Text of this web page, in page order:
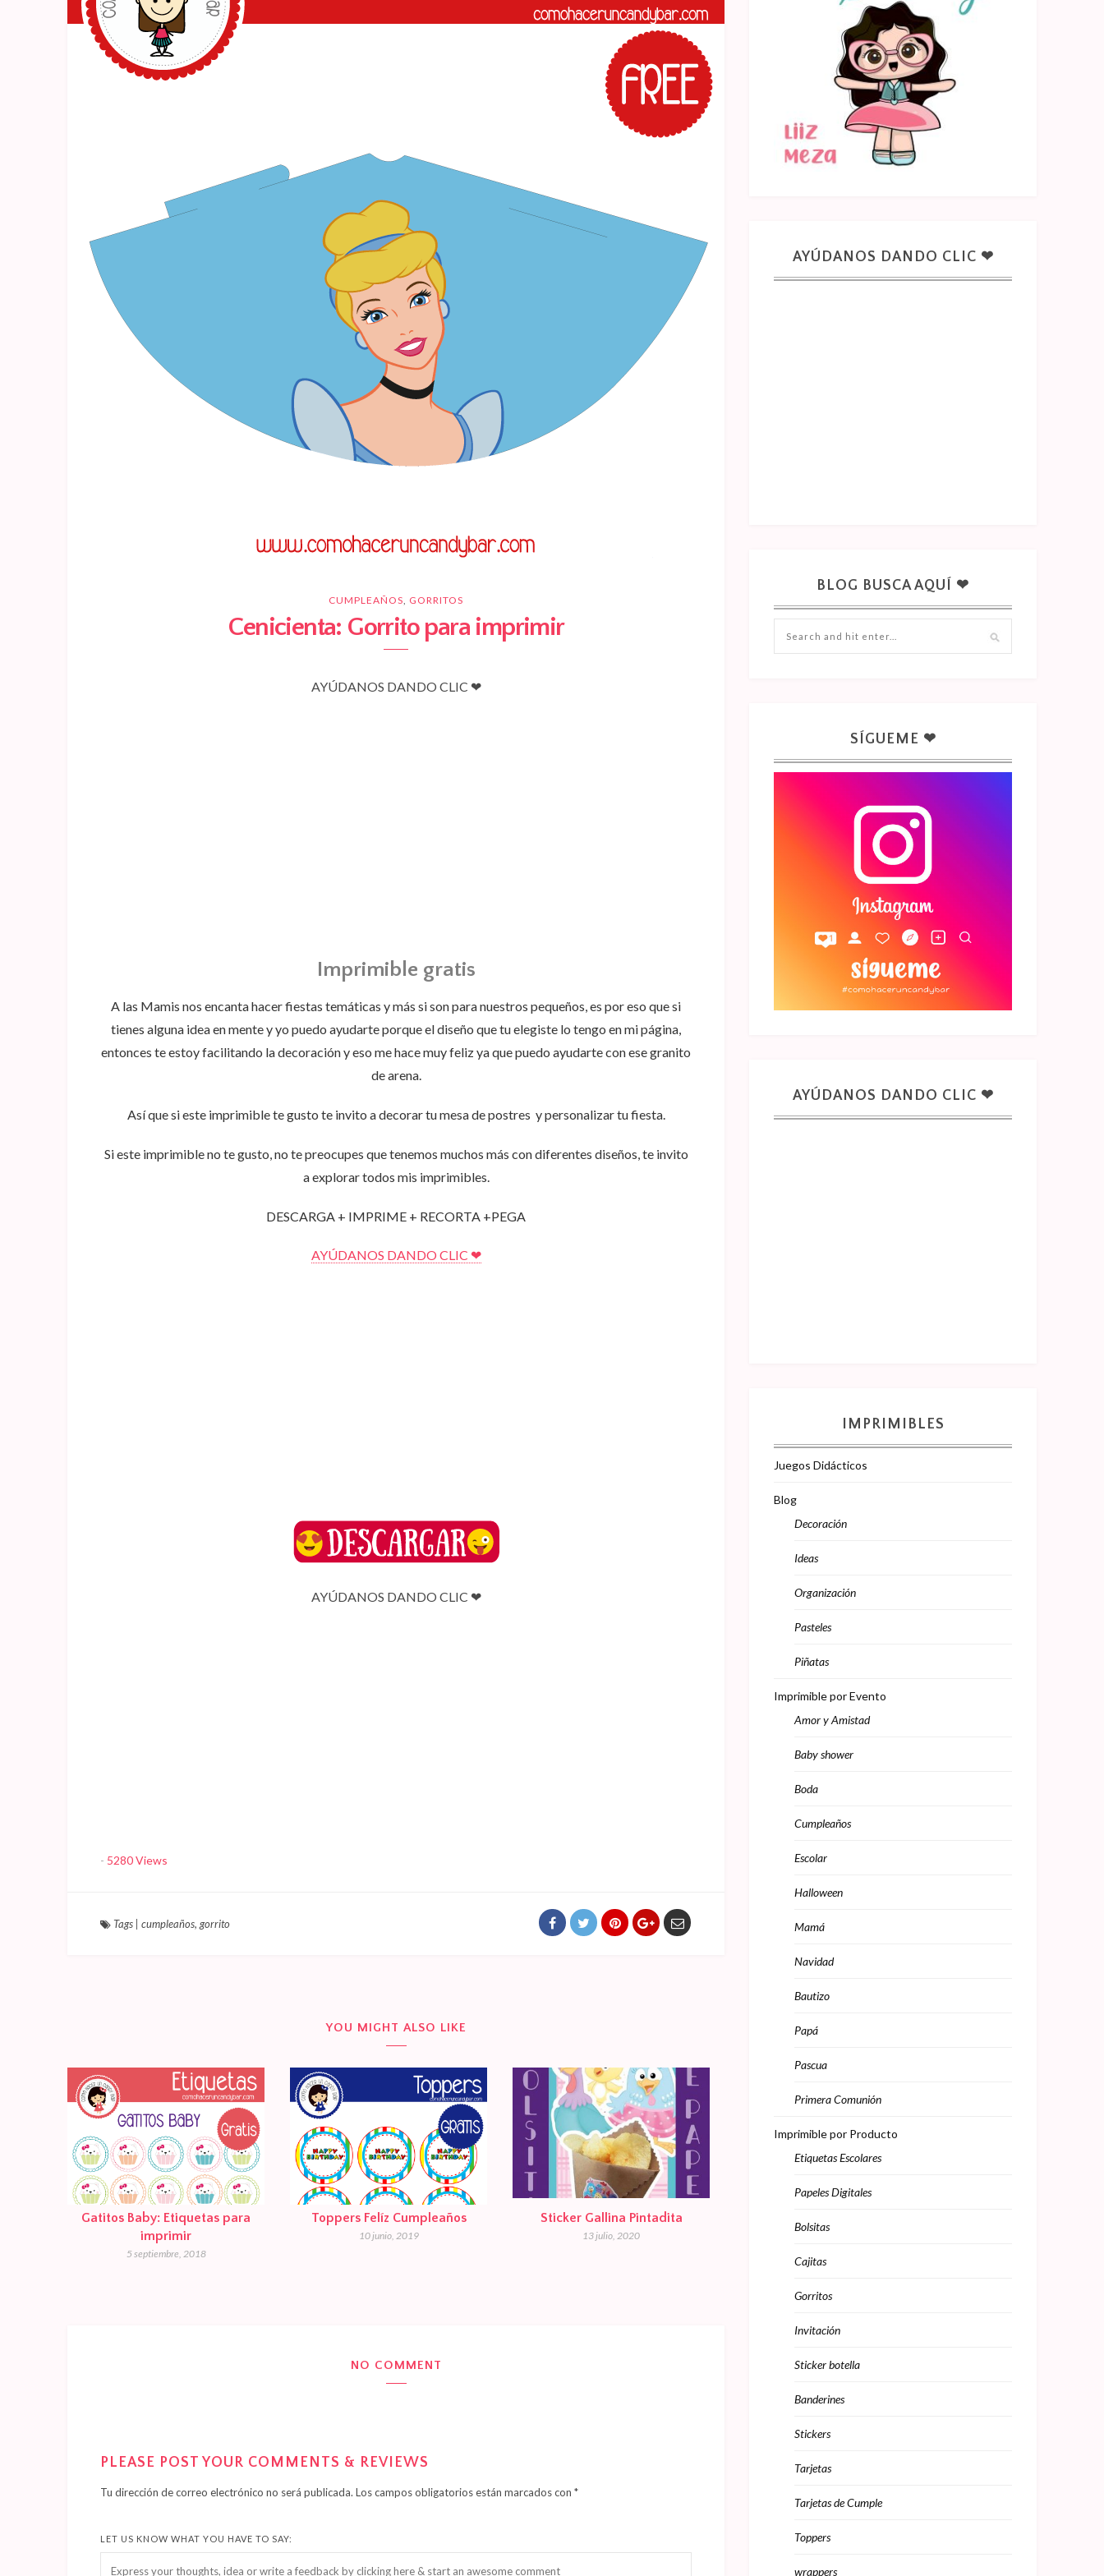
CUMPLEAÑOS, GORRITOS
Cenicienta: Gorrito para imprimir
AYÚDANOS DANDO CLIC ❤
Imprimible gratis
A las Mamis nos encanta hacer fiestas temáticas y más si son para nuestros pequeños, es por eso que si
tienes alguna idea en mente y yo puedo ayudarte porque el diseño que tu elegiste lo tengo en mi página,
entonces te estoy facilitando la decoración y eso me hace muy feliz ya que puedo ayudarte con ese granito
de arena.
Así que si este imprimible te gusto te invito a decorar tu mesa de postres y personalizar tu fiesta.
Si este imprimible no te gusto, no te preocupes que tenemos muchos más con diferentes diseños, te invito
a explorar todos mis imprimibles.
DESCARGA + IMPRIME + RECORTA +PEGA
AYÚDANOS DANDO CLIC ❤
AYÚDANOS DANDO CLIC ❤
- 5280 Views
Tags cumpleaños, gorrito
YOU MIGHT ALSO LIKE
Gatitos Baby: Etiquetas para
imprimir
5 septiembre, 2018
Toppers Felíz Cumpleaños
10 junio, 2019
Sticker Gallina Pintadita
13 julio, 2020
NO COMMENT
PLEASE POST YOUR COMMENTS & REVIEWS
Tu dirección de correo electrónico no será publicada. Los campos obligatorios están marcados con *
LET US KNOW WHAT YOU HAVE TO SAY:
AYÚDANOS DANDO CLIC ❤
BLOG BUSCA AQUÍ ❤
SÍGUEME ❤
AYÚDANOS DANDO CLIC ❤
IMPRIMIBLES
Juegos Didácticos
Blog
Decoración
Ideas
Organización
Pasteles
Piñatas
Imprimible por Evento
Amor y Amistad
Baby shower
Boda
Cumpleaños
Escolar
Halloween
Mamá
Navidad
Bautizo
Papá
Pascua
Primera Comunión
Imprimible por Producto
Etiquetas Escolares
Papeles Digitales
Bolsitas
Cajitas
Gorritos
Invitación
Sticker botella
Banderines
Stickers
Tarjetas
Tarjetas de Cumple
Toppers
wrappers